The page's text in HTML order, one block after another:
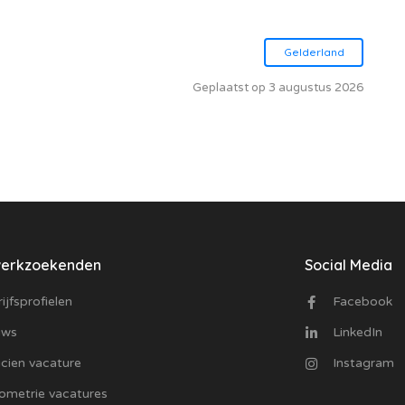
Gelderland
Geplaatst op 3 augustus 2026
vacature
vacatures
Social Media
Facebook
LinkedIn
Instagram